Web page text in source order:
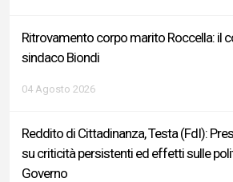
Ritrovamento corpo marito Roccella: il
sindaco Biondi
04 Agosto 2026
Reddito di Cittadinanza, Testa (FdI):
su criticità persistenti ed effetti sulle
Governo